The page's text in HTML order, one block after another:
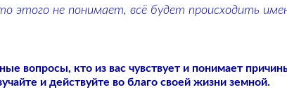
этого не понимает, всё будет происходить
вопросы, кто из вас чувствует и понимает
и действуйте во благо своей жизни земной.